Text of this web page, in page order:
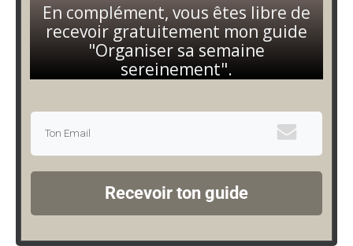
En complément, vous êtes libre de
recevoir gratuitement mon guide
"Organiser sa semaine
sereinement".
Recevoir ton guide